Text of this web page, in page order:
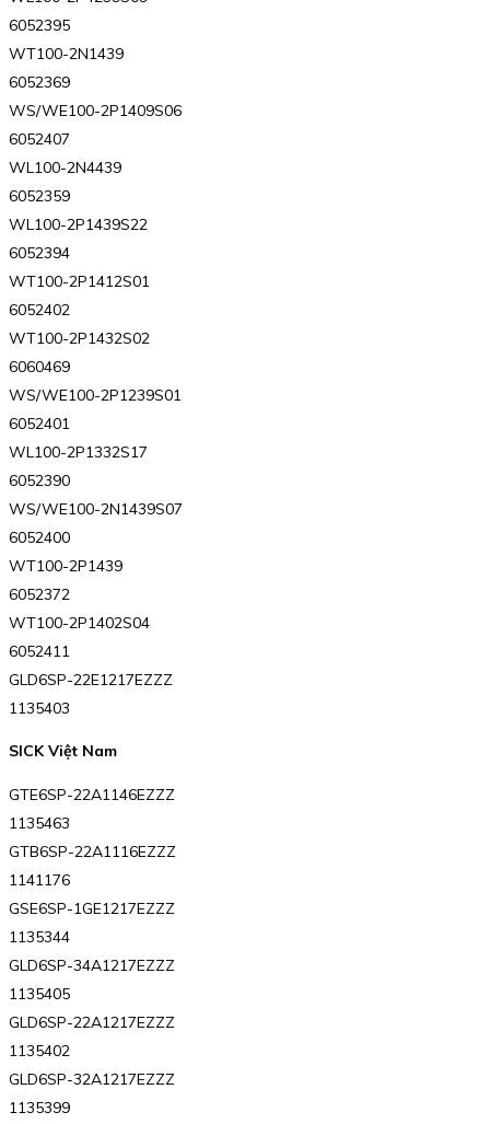
6052395
WT100-2N1439
6052369
WS/WE100-2P1409S06
6052407
WL100-2N4439
6052359
WL100-2P1439S22
6052394
WT100-2P1412S01
6052402
WT100-2P1432S02
6060469
WS/WE100-2P1239S01
6052401
WL100-2P1332S17
6052390
WS/WE100-2N1439S07
6052400
WT100-2P1439
6052372
WT100-2P1402S04
6052411
GLD6SP-22E1217EZZZ
1135403
SICK Việt Nam
GTE6SP-22A1146EZZZ
1135463
GTB6SP-22A1116EZZZ
1141176
GSE6SP-1GE1217EZZZ
1135344
GLD6SP-34A1217EZZZ
1135405
GLD6SP-22A1217EZZZ
1135402
GLD6SP-32A1217EZZZ
1135399